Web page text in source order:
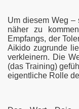
Um diesem Weg
näher zu
Empfangs, der
Aikido zugrunde
verkleinern. Die
(das Training)
eigentliche Rolle